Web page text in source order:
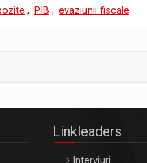
, PIB , evaziunii fiscale
Linkleaders